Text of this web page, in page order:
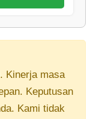
Kinerja masa
Keputusan
Kami tidak